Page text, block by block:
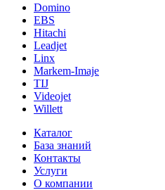
Domino
EBS
Hitachi
Leadjet
Linx
Markem-Imaje
TIJ
Videojet
Willett
Каталог
База знаний
Контакты
Услуги
О компании